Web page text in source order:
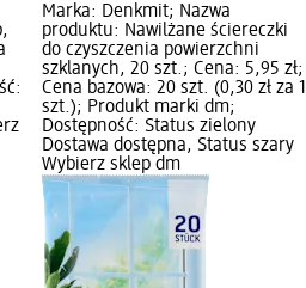
Marka: Denkmit; Nazwa
produktu: Nawilżane ściereczki
do czyszczenia powierzchni
szklanych, 20 szt.; Cena: 5,95 zł;
Cena bazowa: 20 szt. (0,30 zł za 1
szt.); Produkt marki dm;
Dostępność: Status zielony
Dostawa dostępna, Status szary
Wybierz sklep dm